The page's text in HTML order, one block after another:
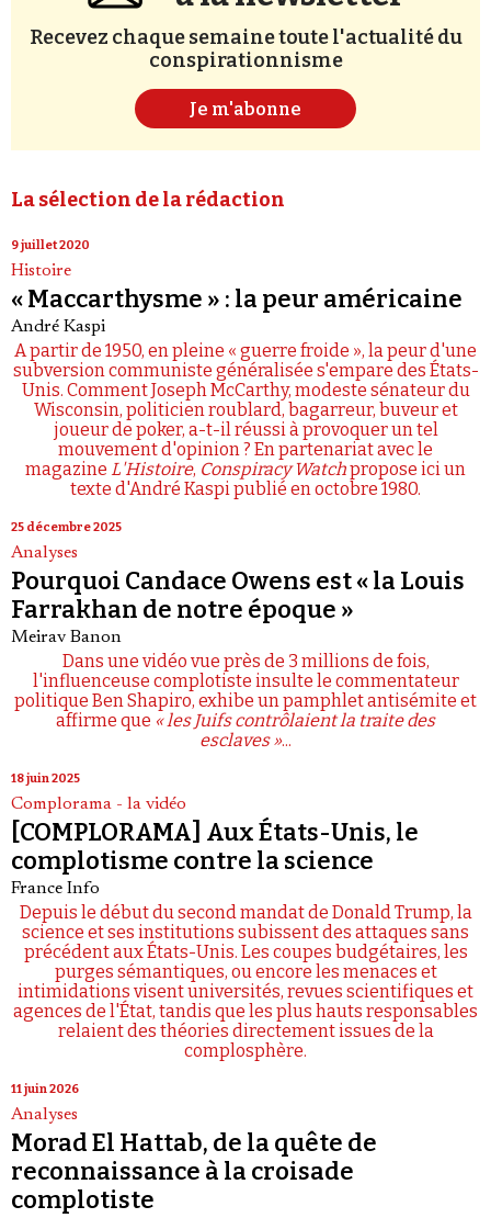
Recevez chaque semaine toute l'actualité du
conspirationnisme
Je m'abonne
La sélection de la rédaction
9 juillet 2020
Histoire
« Maccarthysme » : la peur américaine
André Kaspi
A partir de 1950, en pleine « guerre froide », la peur d'une
subversion communiste généralisée s'empare des États-
Unis. Comment Joseph McCarthy, modeste sénateur du
Wisconsin, politicien roublard, bagarreur, buveur et
joueur de poker, a-t-il réussi à provoquer un tel
mouvement d'opinion ? En partenariat avec le
magazine L'Histoire, Conspiracy Watchpropose ici un
texte d'André Kaspi publié en octobre 1980.
25 décembre 2025
Analyses
Pourquoi Candace Owens est « la Louis
Farrakhan de notre époque »
Meirav Banon
Dans une vidéo vue près de 3 millions de fois,
l'influenceuse complotiste insulte le commentateur
politique Ben Shapiro, exhibe un pamphlet antisémite et
affirme que « les Juifs contrôlaient la traite des
esclaves »...
18 juin 2025
Complorama - la vidéo
[COMPLORAMA] Aux États-Unis, le
complotisme contre la science
France Info
Depuis le début du second mandat de Donald Trump, la
science et ses institutions subissent des attaques sans
précédent aux États-Unis. Les coupes budgétaires, les
purges sémantiques, ou encore les menaces et
intimidations visent universités, revues scientifiques et
agences de l'État, tandis que les plus hauts responsables
relaient des théories directement issues de la
complosphère.
11 juin 2026
Analyses
Morad El Hattab, de la quête de
reconnaissance à la croisade
complotiste